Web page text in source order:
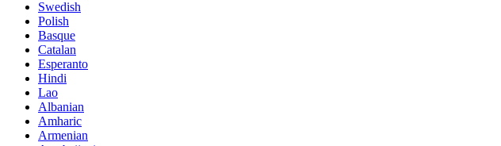
Swedish
Polish
Basque
Catalan
Esperanto
Hindi
Lao
Albanian
Amharic
Armenian